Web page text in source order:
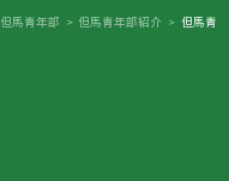
但馬青年部 > 但馬青年部紹介 > 但馬青